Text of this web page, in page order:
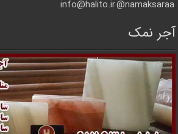
namaksaraa@
info@halito.ir
آجر نمک